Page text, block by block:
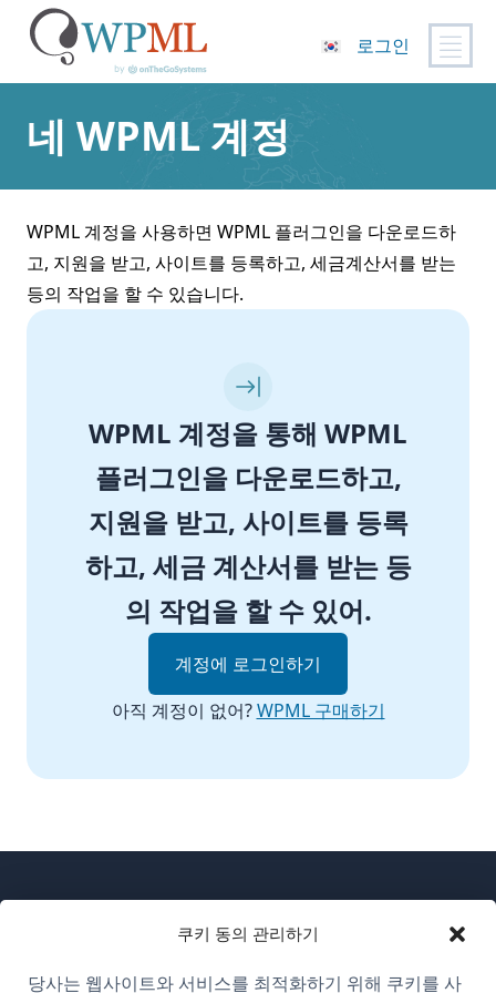
쿠키 동의 관리하기
당사는 웹사이트와 서비스를 최적화하기 위해 쿠키를 사
건
로그인
네 WPML 계정
WPML 계정을 사용하면 WPML 플러그인을 다운로드하
고, 지원을 받고, 사이트를 등록하고, 세금계산서를 받는
등의 작업을 할 수 있습니다.
WPML 계정을 통해 WPML
플러그인을 다운로드하고,
지원을 받고, 사이트를 등록
하고, 세금 계산서를 받는 등
의 작업을 할 수 있어.
계정에 로그인하기
아직 계정이 없어?WPML 구매하기